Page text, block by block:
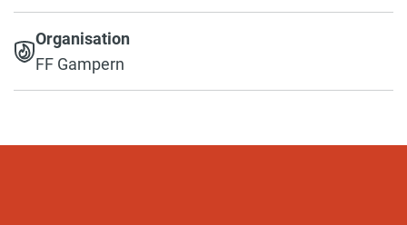
Organisation
FF Gampern